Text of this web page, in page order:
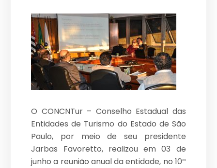
O CONCNTur – Conselho Estadual das
Entidades de Turismo do Estado de São
Paulo, por meio de seu presidente
Jarbas Favoretto, realizou em 03 de
junho a reunião anual da entidade, no 10º